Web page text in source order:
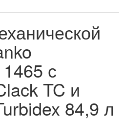
с
TC и
84,9 л